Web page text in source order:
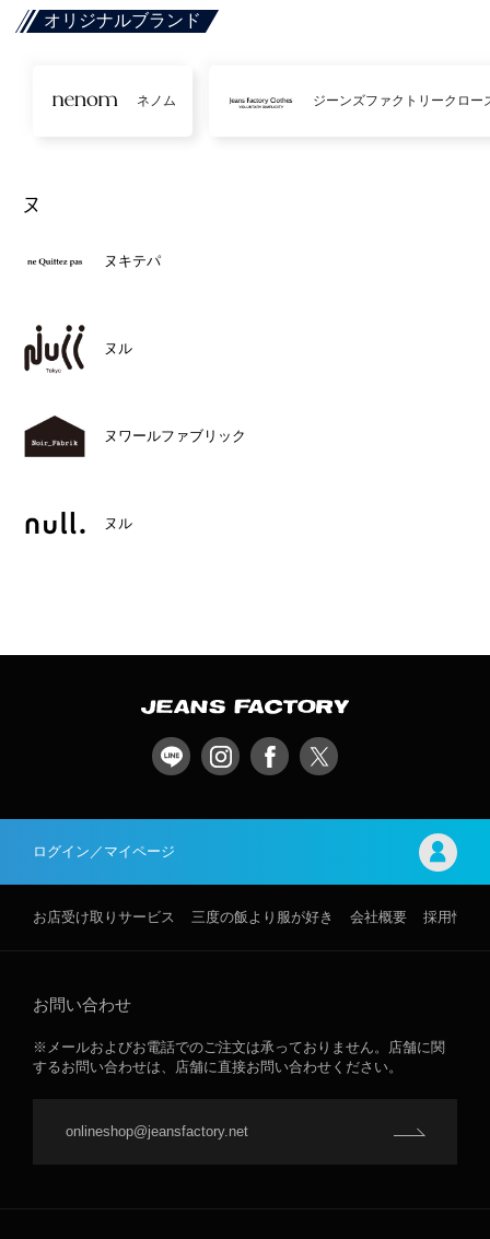
オリジナルブランド
ネノム ジーンズファクトリークロー
ヌ
ヌキテパ
ヌル
ヌワールファブリック
ヌル
ログイン／マイページ
お店受け取りサービス 三度の飯より服が好き 会社概要 採用情報
お問い合わせ
※メールおよびお電話でのご注文は承っておりません。店舗に関
するお問い合わせは、店舗に直接お問い合わせください。
onlineshop@jeansfactory.net